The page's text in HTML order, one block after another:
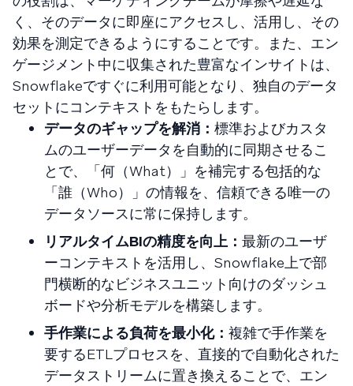
く、そのデータに即座にアクセスし、活用し、その
効果を測定できるようにすることです。また、エン
ゲージメント中に収集された豊富なインサイトは、
Snowflakeですぐに利用可能となり、独自のデータ
セットにコンテキストをもたらします。
データのギャップを解消： 標準およびカスタ
ムのユーザーデータを自動的に同期させるこ
とで、「何（What）」を補完する包括的な
「誰（Who）」の情報を、信頼できる唯一の
データソースに常に保持します。
リアルタイムBIの精度を向上： 最新のユーザ
ーコンテキストを活用し、Snowflake上で部
門横断的なビジネスユニット向けのダッシュ
ボードや分析モデルを構築します。
手作業による負荷を最小化： 複雑で手作業を
要するETLプロセスを、直接的で自動化された
データストリームに置き換えることで、エン